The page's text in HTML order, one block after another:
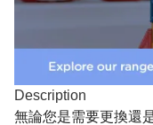
Description
無論您是需要更換還